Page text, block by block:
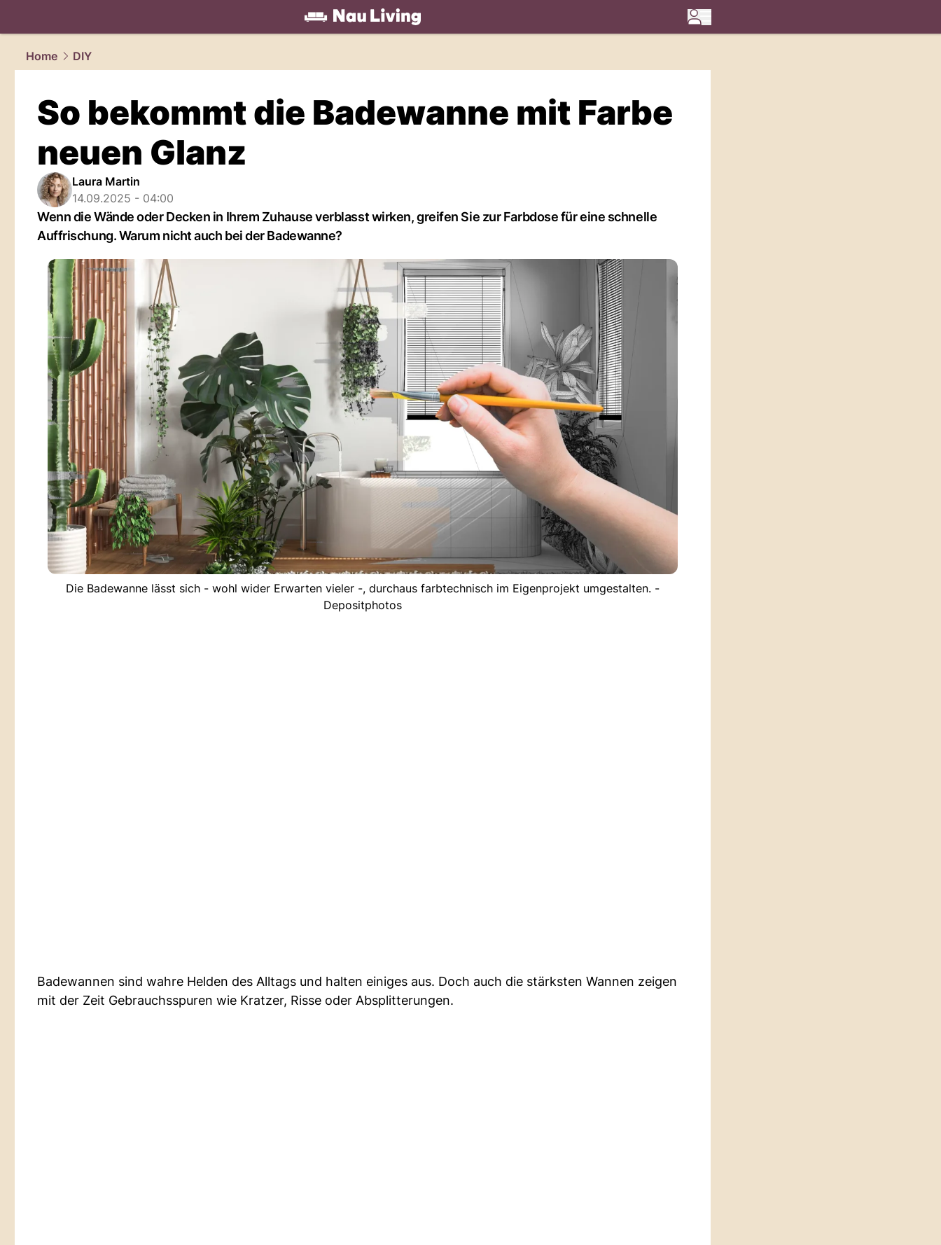
living.NAU.ch
Home
DIY
So bekommt die Badewanne mit Farbe
neuen Glanz
Laura Martin
14.09.2025 - 04:00
Wenn die Wände oder Decken in Ihrem Zuhause verblasst wirken, greifen Sie zur Farbdose für eine schnelle
Auffrischung. Warum nicht auch bei der Badewanne?
Die Badewanne lässt sich - wohl wider Erwarten vieler -, durchaus farbtechnisch im Eigenprojekt umgestalten. -
Depositphotos
Badewannen sind wahre Helden des Alltags und halten einiges aus. Doch auch die stärksten Wannen zeigen
mit der Zeit Gebrauchsspuren wie Kratzer, Risse oder Absplitterungen.